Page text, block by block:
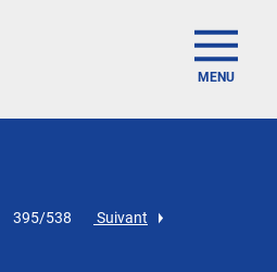
MENU
395/538 Suivant